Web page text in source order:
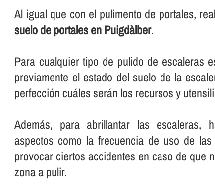
Al igual que con el pulimento de portales,
suelo de portales en Puigdàlber.
Para cualquier tipo de pulido de escaleras
previamente el estado del suelo de la
perfección cuáles serán los recursos y
Además, para abrillantar las escaleras,
aspectos como la frecuencia de uso de
provocar ciertos accidentes en caso de que
zona a pulir.